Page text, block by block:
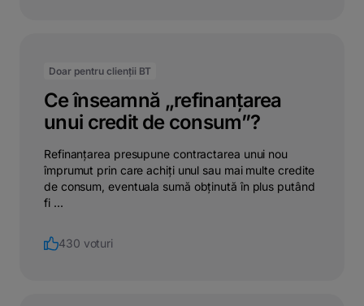
Doar pentru clienții BT
Ce înseamnă „refinanțarea
unui credit de consum”?
Refinanțarea presupune contractarea unui nou
împrumut prin care achiți unul sau mai multe credite
de consum, eventuala sumă obținută în plus putând
fi ...
430 voturi